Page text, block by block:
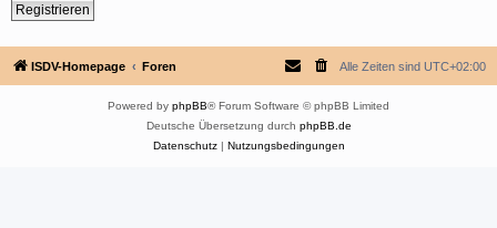
Registrieren
ISDV-Homepage Foren Alle Zeiten sind UTC+02:00
Powered by phpBB® Forum Software © phpBB Limited
Deutsche Übersetzung durch phpBB.de
Datenschutz| Nutzungsbedingungen